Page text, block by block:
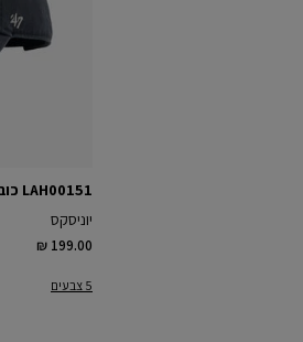
LAH00151 כובע מצחיה
יוניסקס
₪ 199.00
5 צבעים